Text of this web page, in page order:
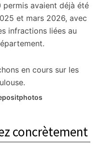
permis avaient déjà été
et mars 2026, avec
infractions liées au
concrètement